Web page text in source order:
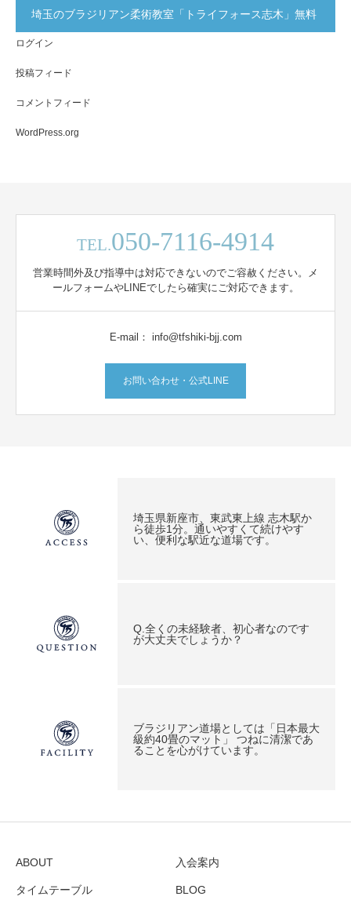
埼玉のブラジリアン柔術教室「トライフォース志木」無料
体験実施中！
ログイン
投稿フィード
コメントフィード
WordPress.org
TEL.050-7116-4914
営業時間外及び指導中は対応できないのでご容赦ください。メ
ールフォームやLINEでしたら確実にご対応できます。
E-mail： info@tfshiki-bjj.com
お問い合わせ・公式LINE
埼玉県新座市、東武東上線 志木駅か
ら徒歩1分。通いやすくて続けやす
い、便利な駅近な道場です。
Q.全くの未経験者、初心者なのです
が大丈夫でしょうか？
ブラジリアン道場としては「日本最大
級約40畳のマット」 つねに清潔であ
ることを心がけています。
ABOUT 入会案内
タイムテーブル BLOG